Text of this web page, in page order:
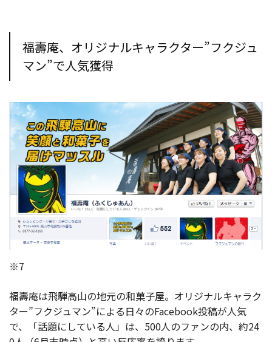
福壽庵、オリジナルキャラクター”フクジュ
マン”で人気獲得
※7
福壽庵は飛騨高山の地元の和菓子屋。オリジナルキャラク
ター”フクジュマン”による日々のFacebook投稿が人気
で、「話題にしている人」は、500人のファンの内、約24